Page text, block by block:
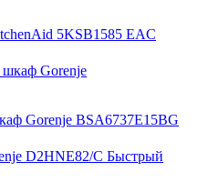
5KSB1585 EAC
Gorenje BSA6737E15BG
Быстрый